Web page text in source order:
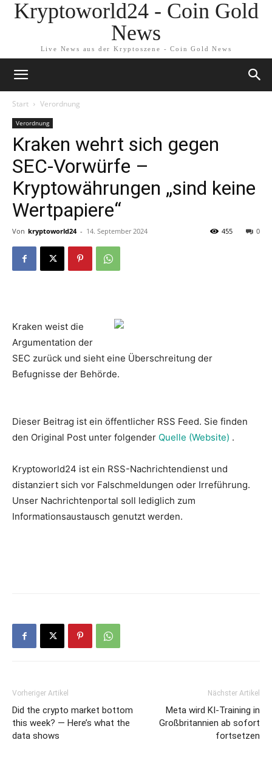
Kryptoworld24 - Coin Gold
News
Live News aus der Kryptoszene - Coin Gold News
Start Verordnung
Verordnung
Kraken wehrt sich gegen
SEC-Vorwürfe –
Kryptowährungen „sind keine
Wertpapiere“
Von kryptoworld24 - 14. September 2024 0
455
Kraken weist die
Argumentation der
SEC zurück und sieht eine Überschreitung der
Befugnisse der Behörde.
Dieser Beitrag ist ein öffentlicher RSS Feed. Sie finden
den Original Post unter folgender Quelle (Website) .
Kryptoworld24 ist ein RSS-Nachrichtendienst und
distanziert sich vor Falschmeldungen oder Irreführung.
Unser Nachrichtenportal soll lediglich zum
Informationsaustausch genutzt werden.
Vorheriger Artikel
Did the crypto market bottom
this week? — Here’s what the
data shows
Nächster Artikel
Meta wird KI-Training in
Großbritannien ab sofort
fortsetzen